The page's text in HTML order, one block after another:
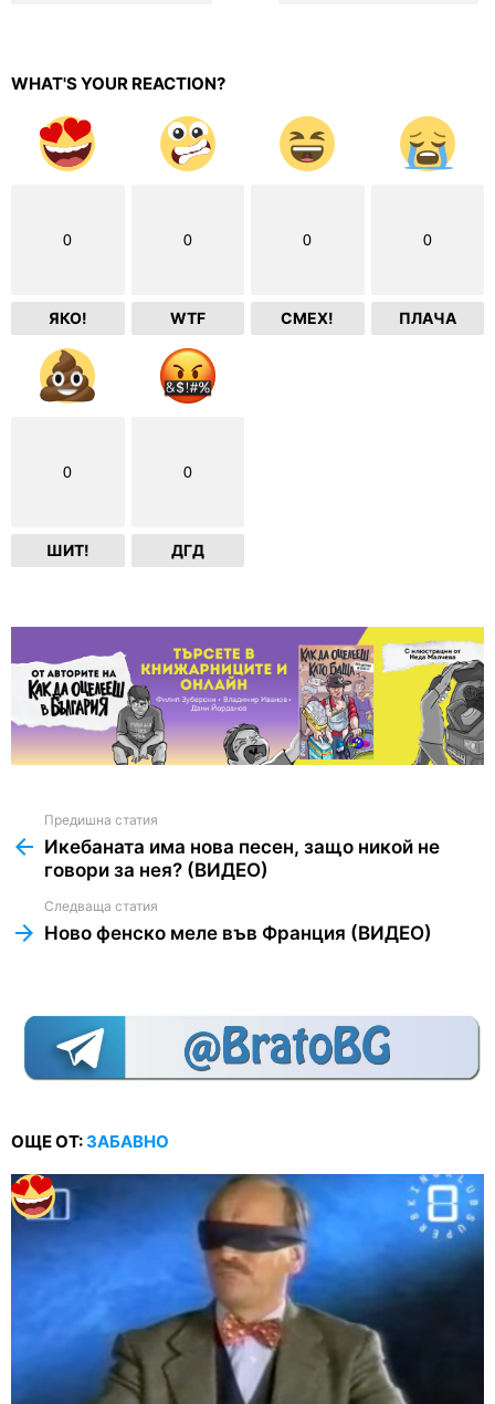
WHAT'S YOUR REACTION?
0
ЯКО!
0
WTF
0
СМЕХ!
0
ПЛАЧА
0
ШИТ!
0
ДГД
more
Предишна статия
Икебаната има нова песен, защо никой не
говори за нея? (ВИДЕО)
Следваща статия
Ново фенско меле във Франция (ВИДЕО)
ОЩЕ ОТ:ЗАБАВНО